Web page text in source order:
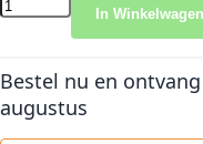
In Winkelwagen
Bestel nu en
augustus